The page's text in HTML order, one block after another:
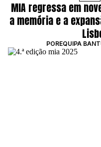
MÚSICA
SOCIEDADE
GRL PWR
MIA regressa em
a memória e a
POREQUIPA